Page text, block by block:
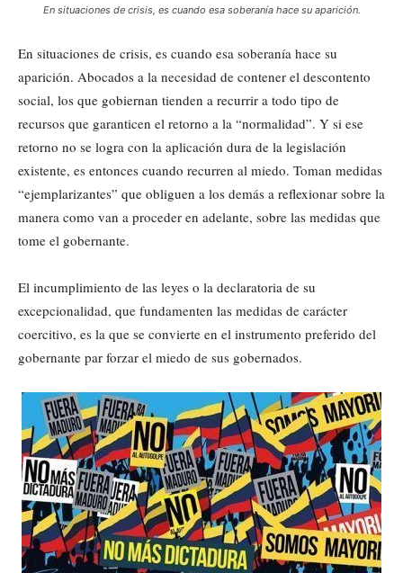
En situaciones de crisis, es cuando esa soberanía hace su aparición.
En situaciones de crisis, es cuando esa soberanía hace su
aparición. Abocados a la necesidad de contener el descontento
social, los que gobiernan tienden a recurrir a todo tipo de
recursos que garanticen el retorno a la “normalidad”. Y si ese
retorno no se logra con la aplicación dura de la legislación
existente, es entonces cuando recurren al miedo. Toman medidas
“ejemplarizantes” que obliguen a los demás a reflexionar sobre la
manera como van a proceder en adelante, sobre las medidas que
tome el gobernante.
El incumplimiento de las leyes o la declaratoria de su
excepcionalidad, que fundamenten las medidas de carácter
coercitivo, es la que se convierte en el instrumento preferido del
gobernante par forzar el miedo de sus gobernados.